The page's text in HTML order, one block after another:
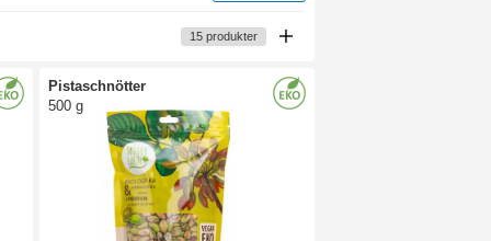
chiapudding, till de mandelliknande
dessutom raw och ekologiska, vilket gör dem
ljuva och näringsrika nötter och frön!
15 produkter
Pistaschnötter
500 g